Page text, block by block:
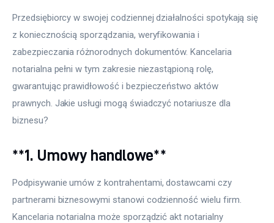
Przedsiębiorcy w swojej codziennej działalności spotykają się
z koniecznością sporządzania, weryfikowania i
zabezpieczania różnorodnych dokumentów. Kancelaria
notarialna pełni w tym zakresie niezastąpioną rolę,
gwarantując prawidłowość i bezpieczeństwo aktów
prawnych. Jakie usługi mogą świadczyć notariusze dla
biznesu?
**1. Umowy handlowe**
Podpisywanie umów z kontrahentami, dostawcami czy
partnerami biznesowymi stanowi codzienność wielu firm.
Kancelaria notarialna może sporządzić akt notarialny